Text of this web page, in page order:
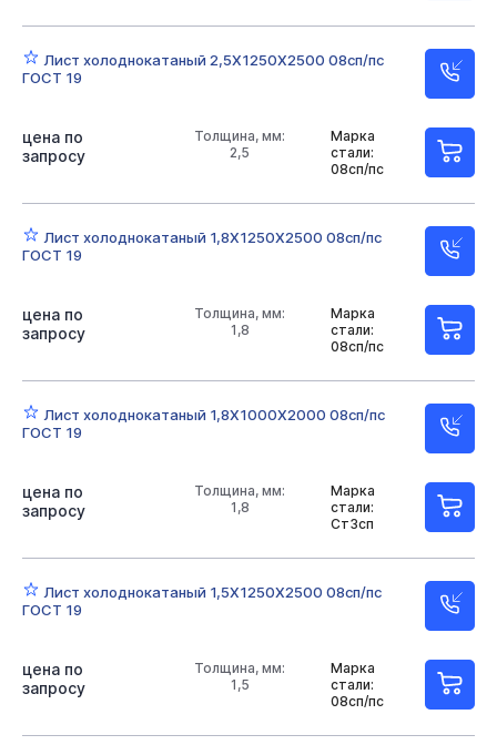
Лист холоднокатаный 2,5Х1250Х2500 08сп/пс
ГОСТ 19
Марка
стали:
08сп/пс
Толщина, мм:
2,5
цена по
запросу
Лист холоднокатаный 1,8Х1250Х2500 08сп/пс
ГОСТ 19
Марка
стали:
08сп/пс
Толщина, мм:
1,8
цена по
запросу
Лист холоднокатаный 1,8Х1000Х2000 08сп/пс
ГОСТ 19
Марка
стали:
Ст3сп
Толщина, мм:
1,8
цена по
запросу
Лист холоднокатаный 1,5Х1250Х2500 08сп/пс
ГОСТ 19
Марка
стали:
08сп/пс
Толщина, мм:
1,5
цена по
запросу